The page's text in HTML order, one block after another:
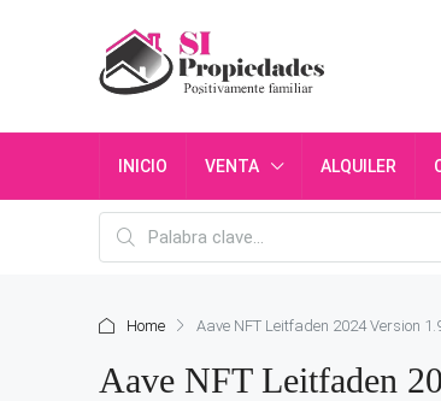
INICIO VENTA ALQUILER
Home Aave NFT Leitfaden 2024 Version
Aave NFT Leitfaden